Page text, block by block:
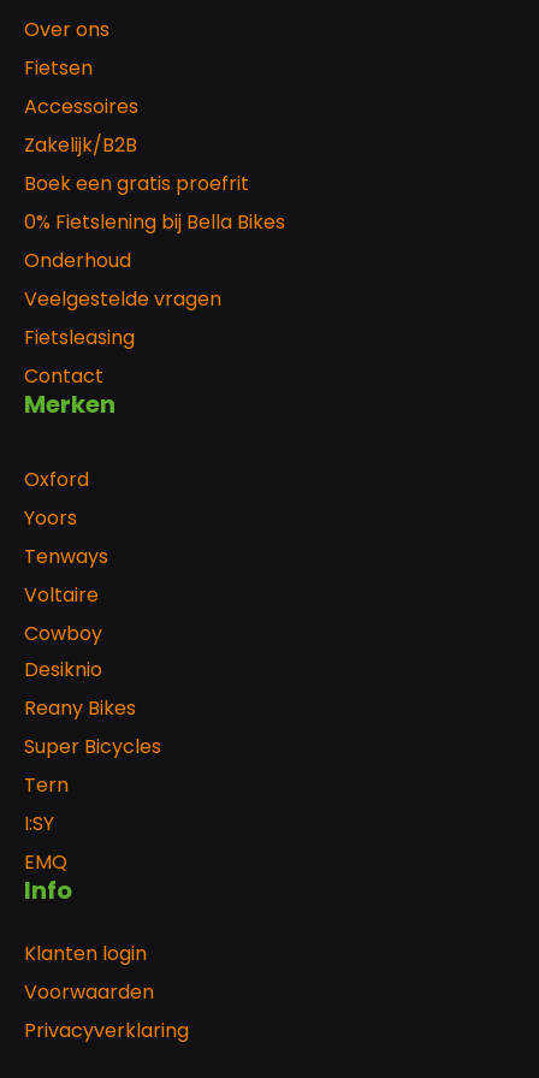
Over ons
Fietsen
Accessoires
Zakelijk/B2B
Boek een gratis proefrit
0% Fietslening bij Bella Bikes
Onderhoud
Veelgestelde vragen
Fietsleasing
Contact
Merken
Oxford
Yoors
Tenways
Voltaire
Cowboy
Desiknio
Reany Bikes
Super Bicycles
Tern
I:SY
EMQ
Info
Klanten login
Voorwaarden
Privacyverklaring